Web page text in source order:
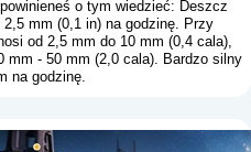
o tym wiedzieć: Deszcz
mm (0,1 in) na godzinę. Przy
od 2,5 mm do 10 mm (0,4 cala),
mm - 50 mm (2,0 cala). Bardzo silny
na godzinę.